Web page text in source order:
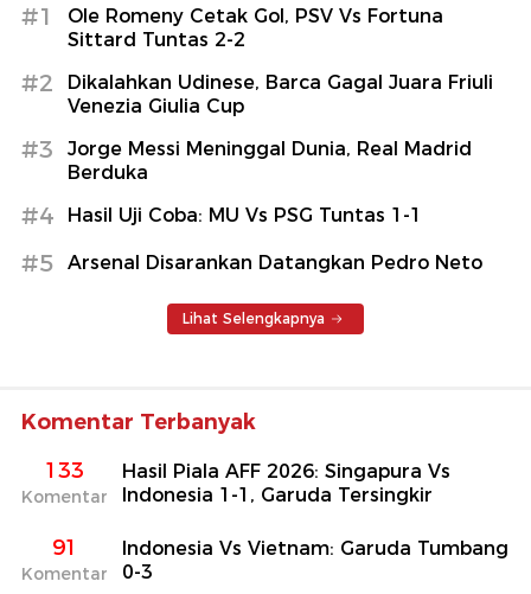
#1
Ole Romeny Cetak Gol, PSV Vs Fortuna
Sittard Tuntas 2-2
#2
Dikalahkan Udinese, Barca Gagal Juara Friuli
Venezia Giulia Cup
#3
Jorge Messi Meninggal Dunia, Real Madrid
Berduka
#4 Hasil Uji Coba: MU Vs PSG Tuntas 1-1
#5 Arsenal Disarankan Datangkan Pedro Neto
Lihat Selengkapnya
Komentar Terbanyak
133
Komentar
Hasil Piala AFF 2026: Singapura Vs
Indonesia 1-1, Garuda Tersingkir
91
Komentar
Indonesia Vs Vietnam: Garuda Tumbang
0-3